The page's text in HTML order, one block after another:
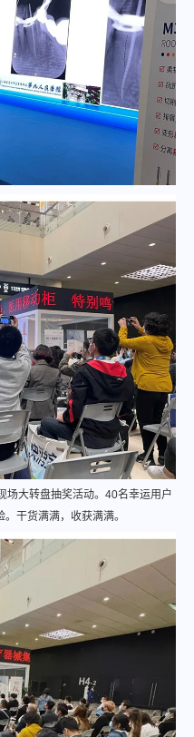
大转盘抽奖活动。40名幸运用户
干货满满，收获满满。